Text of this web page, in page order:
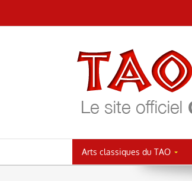
au
Arts classiques du TAO